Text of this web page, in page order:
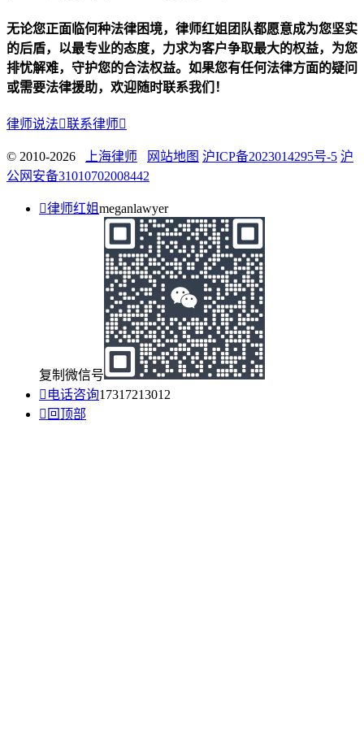
无论您正面临何种法律困境，律师红姐团队都愿意成为您坚实
的后盾，以最专业的态度，力求为客户争取最大的权益，为您
排忧解难，守护您的合法权益。如果您有任何法律方面的疑问
或需要法律援助，欢迎随时联系我们！
律师说法联系律师
© 2010-2026 上海律师 网站地图 沪ICP备2023014295号-5 沪
公网安备31010702008442
律师红姐meganlawyer
复制微信号
 电话咨询17317213012
 回顶部